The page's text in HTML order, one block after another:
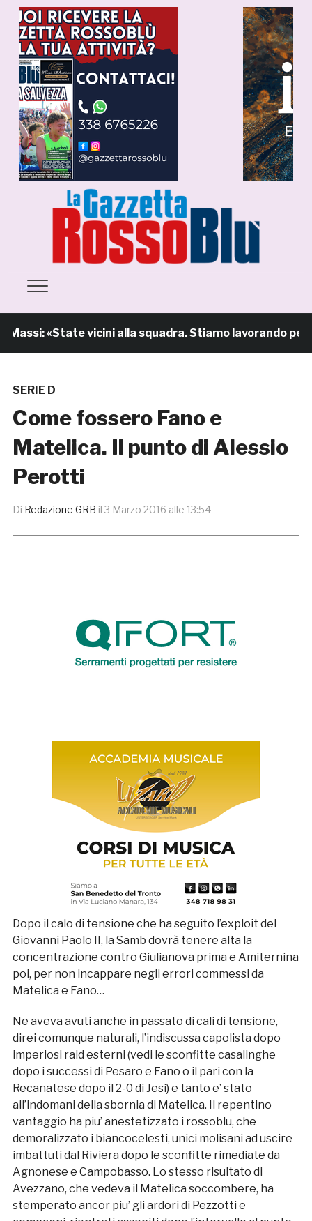
«State vicini alla squadra. Stiamo lavorando per
SERIE D
Come fossero Fano e
Matelica. Il punto di Alessio
Perotti
Di Redazione GRB il 3 Marzo 2016 alle 13:54
Dopo il calo di tensione che ha seguito l’exploit del
Giovanni Paolo II, la Samb dovrà tenere alta la
concentrazione contro Giulianova prima e Amiternina
poi, per non incappare negli errori commessi da
Matelica e Fano…
Ne aveva avuti anche in passato di cali di tensione,
direi comunque naturali, l’indiscussa capolista dopo
imperiosi raid esterni (vedi le sconfitte casalinghe
dopo i successi di Pesaro e Fano o il pari con la
Recanatese dopo il 2-0 di Jesi) e tanto e’ stato
all’indomani della sbornia di Matelica. Il repentino
vantaggio ha piu’ anestetizzato i rossoblu, che
demoralizzato i biancocelesti, unici molisani ad uscire
imbattuti dal Riviera dopo le sconfitte rimediate da
Agnonese e Campobasso. Lo stesso risultato di
Avezzano, che vedeva il Matelica soccombere, ha
stemperato ancor piu’ gli ardori di Pezzotti e